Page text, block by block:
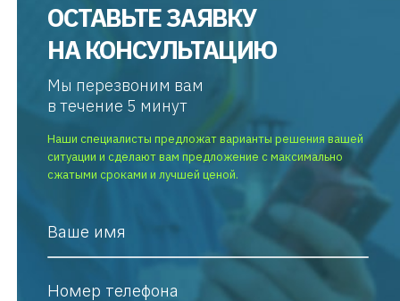
ОСТАВЬТЕ ЗАЯВКУ
НА КОНСУЛЬТАЦИЮ
Мы перезвоним вам
в течение 5 минут
Наши специалисты предложат варианты решения вашей
ситуации и сделают вам предложение с максимально
сжатыми сроками и лучшей ценой.
Ваше имя
Номер телефона